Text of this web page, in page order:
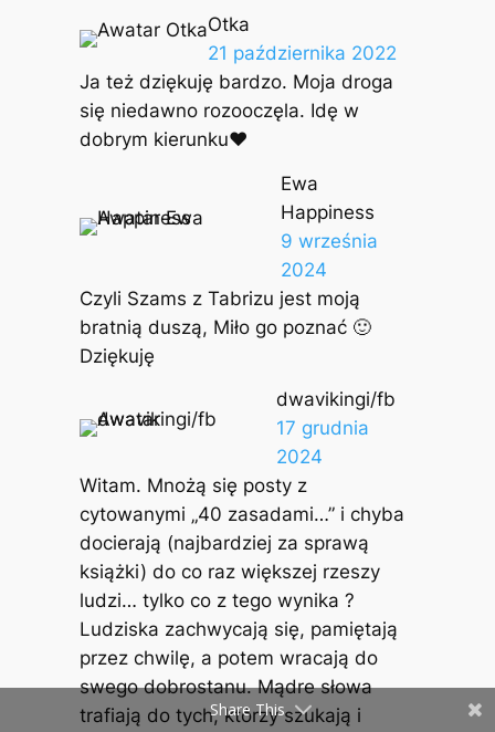
Otka
21 października 2022
Ja też dziękuję bardzo. Moja droga
się niedawno rozooczęla. Idę w
dobrym kierunku♥️
Ewa
Happiness
9 września
2024
Czyli Szams z Tabrizu jest moją
bratnią duszą, Miło go poznać 🙂
Dziękuję
dwavikingi/fb
17 grudnia
2024
Witam. Mnożą się posty z
cytowanymi „40 zasadami…” i chyba
docierają (najbardziej za sprawą
książki) do co raz większej rzeszy
ludzi… tylko co z tego wynika ?
Ludziska zachwycają się, pamiętają
przez chwilę, a potem wracają do
swego dobrostanu. Mądre słowa
trafiają do tych, którzy szukają i
Share This